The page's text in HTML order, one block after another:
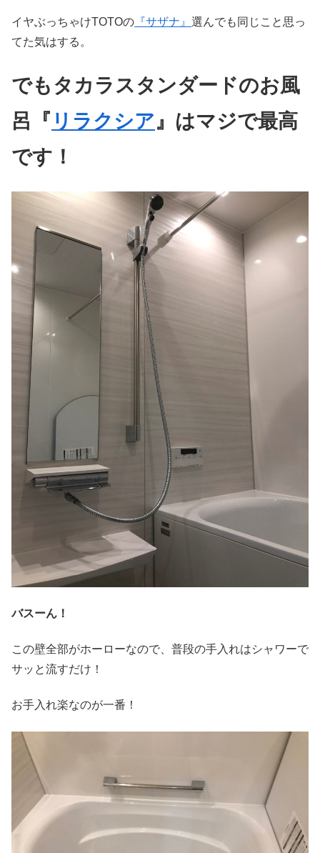
イヤぶっちゃけTOTOの 『サザナ』 選んでも同じこと思っ
てた気はする。
でもタカラスタンダードのお風
呂『 リラクシア』はマジで最高
です！
バスーん！
この壁全部がホーローなので、普段の手入れはシャワーで
サッと流すだけ！
お手入れ楽なのが一番！